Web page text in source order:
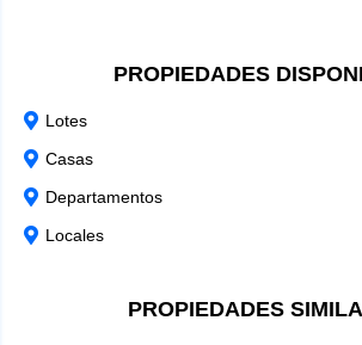
PROPIEDADES
Lotes
Casas
Departamentos
Locales
PROPIEDADES